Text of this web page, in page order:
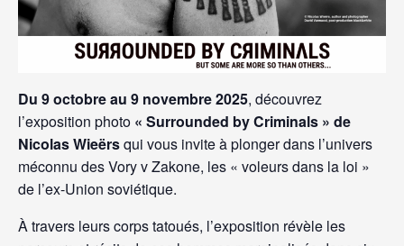
Du 9 octobre au 9 novembre 2025, découvrez
l’exposition photo « Surrounded by Criminals » de
Nicolas Wieërsqui vous invite à plonger dans l’univers
méconnu des Vory v Zakone, les « voleurs dans la loi »
de l’ex-Union soviétique.
À travers leurs corps tatoués, l’exposition révèle les